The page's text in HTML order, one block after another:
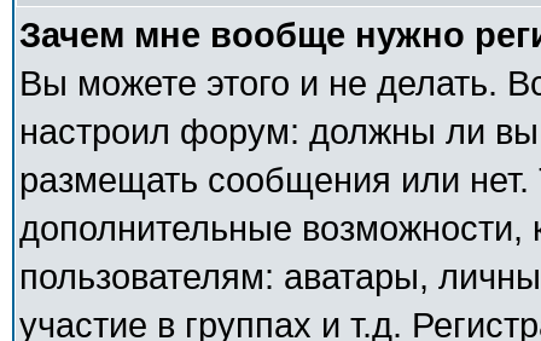
Зачем мне вообще нужно
Вы можете этого и не делать.
настроил форум: должны ли вы
размещать сообщения или
дополнительные
пользователям: аватары,
участие в группах и т.д.